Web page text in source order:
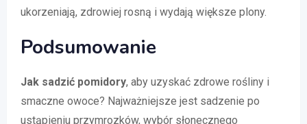
ukorzeniają, zdrowiej rosną i wydają większe plony.
Podsumowanie
Jak sadzić pomidory, aby uzyskać zdrowe rośliny i
smaczne owoce? Najważniejsze jest sadzenie po
ustąpieniu przymrozków, wybór słonecznego